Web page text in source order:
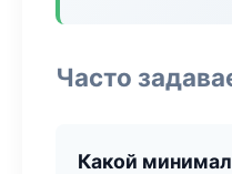
Часто
Какой